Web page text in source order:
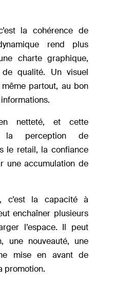
la cohérence de
rend plus
charte graphique,
de qualité. Un visuel
partout, au bon
netteté, et cette
la perception de
le retail, la confiance
une accumulation de
c’est la capacité à
enchaîner plusieurs
l’espace. Il peut
une nouveauté, une
mise en avant de
promotion.